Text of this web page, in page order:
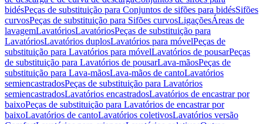
bidésPeças de substituição para Conjuntos de sifões para bidésSifões
curvosPeças de substituição para Sifões curvosLigaçõesÁreas de
lavagemLavatóriosLavatóriosPeças de substituição para
LavatóriosLavatórios duplosLavatórios para móvelPeças de
substituição para Lavatórios para móvelLavatórios de pousarPeças
de substituição para Lavatórios de pousarLava-mãosPeças de
substituição para Lava-mãosLava-mãos de cantoLavatórios
semiencastradosPeças de substituição para Lavatórios
semiencastradosLavatórios encastradosLavatórios de encastrar por
baixoPeças de substituição para Lavatórios de encastrar por
baixoLavatórios de cantoLavatórios coletivosLavatórios versão